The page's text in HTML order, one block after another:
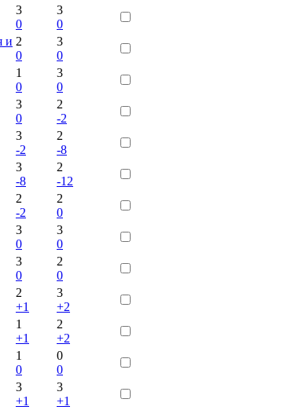
3
0
3
0
и 2
0
3
0
1
0
3
0
3
0
2
-2
3
-2
2
-8
3
-8
2
-12
2
-2
2
0
3
0
3
0
3
0
2
0
2
+1
3
+2
1
+1
2
+2
1
0
0
0
3
+1
3
+1